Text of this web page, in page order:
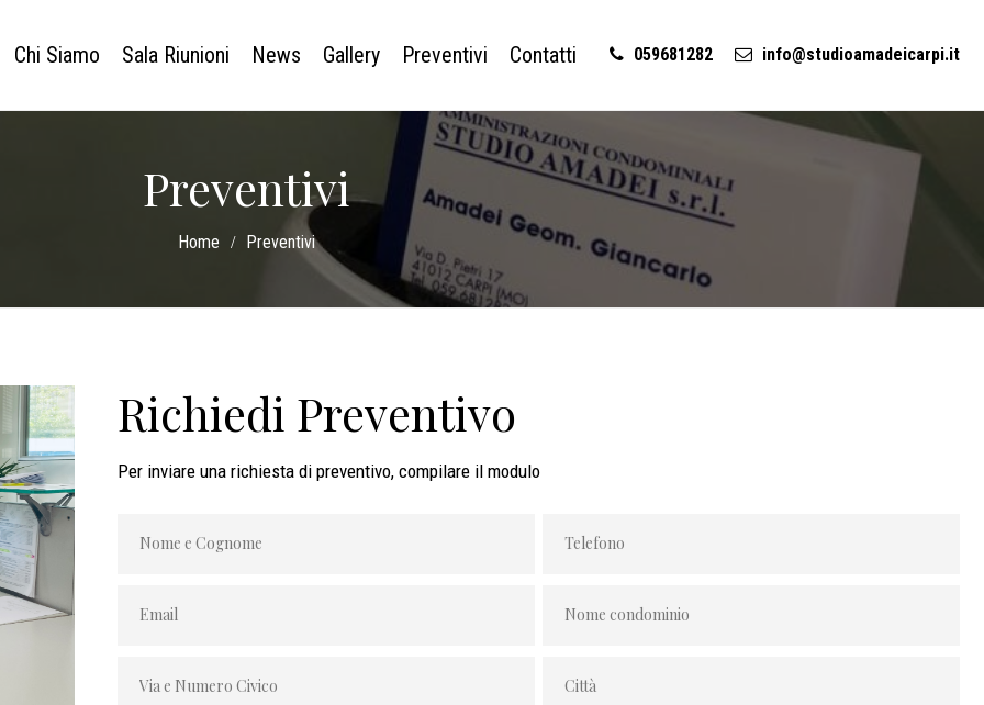
Chi Siamo Sala Riunioni News Gallery Preventivi Contatti 059681282 info@studioamadeicarpi.it
Preventivi
Home Preventivi
Richiedi Preventivo
Per inviare una richiesta di preventivo, compilare il modulo